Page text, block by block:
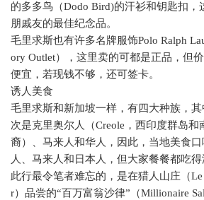
的多多鸟（Dodo Bird)的汗衫和钥匙扣，
朋戚友的最佳纪念品。
毛里求斯也有许多名牌服饰Polo Ralph
ory Outlet），这里卖的可都是正品，但
便宜，若现钱不够，还可签卡。
诱人美食
毛里求斯和新加坡一样，有四大种族，
次是克里奥尔人（Creole ，西印度群岛
裔）、马来人和华人，因此，当地美食
人、马来人和日本人，但大家餐餐都吃得
此行最令笔者难忘的，是在猎人山庄（Le
r）品尝的“百万富翁沙律”（Millionaire